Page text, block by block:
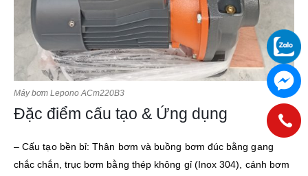
Máy bơm Lepono ACm220B3
Đặc điểm cấu tạo & Ứng dụng
– Cấu tạo bền bỉ: Thân bơm và buồng bơm đúc bằng gang
chắc chắn, trục bơm bằng thép không gỉ (Inox 304), cánh bơm